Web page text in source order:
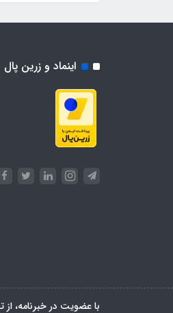
اینماد و زرین پال
با عضویت در خبرنامه،